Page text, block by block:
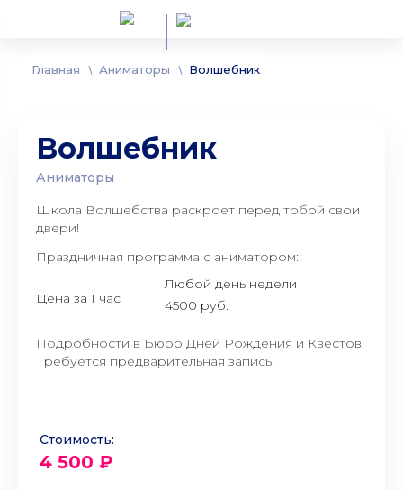
Главная Аниматоры Волшебник
Волшебник
Аниматоры
Школа Волшебства раскроет перед тобой свои
двери!
Праздничная программа с аниматором:
Любой день недели
Цена за 1 час
4500 руб.
Подробности в Бюро Дней Рождения и Квестов.
Требуется предварительная запись.
Стоимость:
4 500 ₽